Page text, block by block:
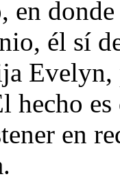
en
él sí
Evelyn,
hecho
en